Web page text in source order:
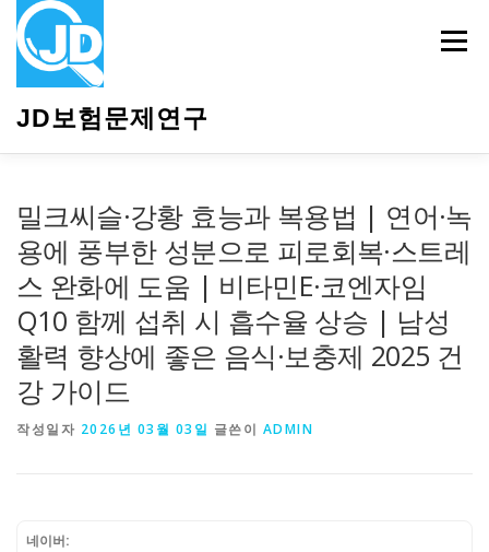
JD보험문제연구
메뉴
밀크씨슬·강황 효능과 복용법 | 연어·녹
용에 풍부한 성분으로 피로회복·스트레
스 완화에 도움 | 비타민E·코엔자임
Q10 함께 섭취 시 흡수율 상승 | 남성
활력 향상에 좋은 음식·보충제 2025 건
강 가이드
작성일자 2026년 03월 03일 글쓴이 ADMIN
네이버: